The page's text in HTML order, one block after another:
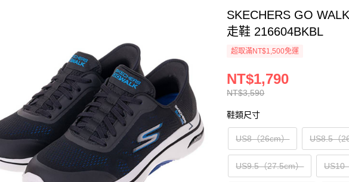
SKECHERS GO
走鞋 216604BKBL
超取滿NT$1,500免運
NT$3,590
NT$1,790
鞋類尺寸
US8（26cm） US8.5（
US9.5（27.5cm） US10